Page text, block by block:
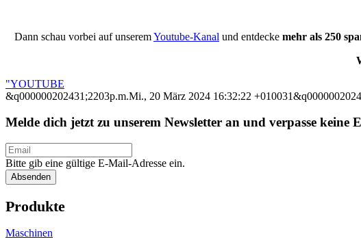
Dann schau vorbei auf unseremYoutube-Kanal und entdecke mehr als 250
"YOUTUBE
&q000000202431;2203p.m.Mi., 20 März 2024 16:32:22
Melde dich jetzt zu unserem Newsletter an und verpasse keine
Bitte gib eine gültige E-Mail-Adresse ein.
Absenden
Produkte
Maschinen